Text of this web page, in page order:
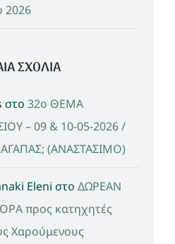
2026
ΣΧΟΛΙΑ
στο 32ο ΘΕΜΑ
– 09 & 10-05-2026 /
(ΑΝΑΣΤΑΣΙΜΟ)
Eleni στο ΔΩΡΕΑΝ
προς κατηχητές
Χαρούμενους